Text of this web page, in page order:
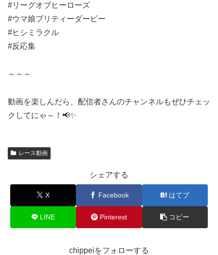
#リーグオブヒーローズ
#ウマ娘プリティーダービー
#ヒシミラクル
#反応集
～～～
動画を楽しんだら、配信者さんのチャンネルもぜひチェッ
クしてにゃ～！📢✨
レース動画
シェアする
X Facebook はてブ
LINE Pinterest コピー
chippeiをフォローする